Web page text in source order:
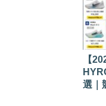
【
選｜